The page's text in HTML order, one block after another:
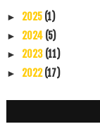
► 2025 (1)
► 2024 (5)
► 2023 (11)
► 2022(17)